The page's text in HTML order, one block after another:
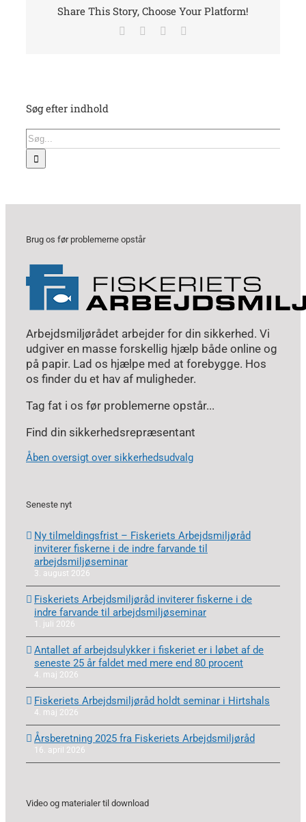
Share This Story, Choose Your Platform!
Facebook LinkedIn
Søg efter indhold
Søg
efter:
Brug os før problemerne opstår
Arbejdsmiljørådet arbejder for din sikkerhed. Vi
udgiver en masse forskellig hjælp både online og
på papir. Lad os hjælpe med at forebygge. Hos
os finder du et hav af muligheder.
Tag fat i os før problemerne opstår...
Find din sikkerhedsrepræsentant
Åben oversigt over sikkerhedsudvalg
Seneste nyt
Ny tilmeldingsfrist – Fiskeriets Arbejdsmiljøråd
inviterer fiskerne i de indre farvande til
arbejdsmiljøseminar
3. august 2026
Fiskeriets Arbejdsmiljøråd inviterer fiskerne i de
indre farvande til arbejdsmiljøseminar
1. juli 2026
Antallet af arbejdsulykker i fiskeriet er i løbet af de
seneste 25 år faldet med mere end 80 procent
4. maj 2026
Fiskeriets Arbejdsmiljøråd holdt seminar i Hirtshals
4. maj 2026
Årsberetning 2025 fra Fiskeriets Arbejdsmiljøråd
16. april 2026
Video og materialer til download